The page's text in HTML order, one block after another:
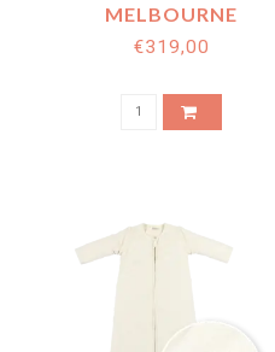
MELBOURNE
BEDBUMPER LINNEN -
€319,00